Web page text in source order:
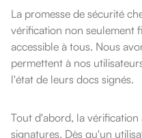
La promesse de sécurité
vérification non seulement
accessible à tous. Nous
permettent à nos
l'état de leurs docs signés.
Tout d'abord, la
signatures. Dès qu'un